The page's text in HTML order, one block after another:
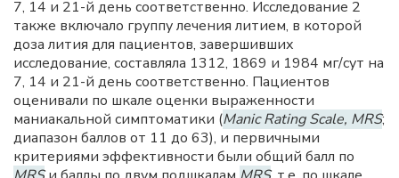
7, 14 и 21-й день соответственно. Исследование 2
также включало группу лечения литием, в которой
доза лития для пациентов, завершивших
исследование, составляла 1312, 1869 и 1984 мг/сут на
7, 14 и 21-й день соответственно. Пациентов
оценивали по шкале оценки выраженности
маниакальной симптоматики (Manic Rating Scale, MRS;
диапазон баллов от 11 до 63), и первичными
критериями эффективности были общий балл по